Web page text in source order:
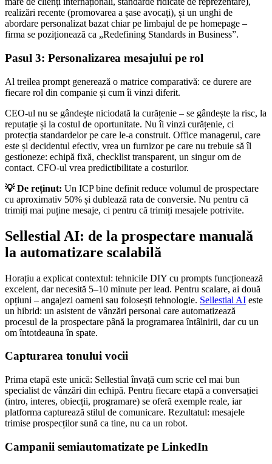
realizări recente (promovarea a șase avocați), și un unghi de
abordare personalizat bazat chiar pe limbajul de pe homepage –
firma se poziționează ca „Redefining Standards in Business”.
Pasul 3: Personalizarea mesajului pe rol
Al treilea prompt generează o matrice comparativă: ce durere are
fiecare rol din companie și cum îi vinzi diferit.
CEO-ul nu se gândește niciodată la curățenie – se gândește la risc, la
reputație și la costul de oportunitate. Nu îi vinzi curățenie, ci
protecția standardelor pe care le-a construit. Office managerul, care
este și decidentul efectiv, vrea un furnizor pe care nu trebuie să îl
gestioneze: echipă fixă, checklist transparent, un singur om de
contact. CFO-ul vrea predictibilitate a costurilor.
💡 De reținut: Un ICP bine definit reduce volumul de prospectare
cu aproximativ 50% și dublează rata de conversie. Nu pentru că
trimiți mai puține mesaje, ci pentru că trimiți mesajele potrivite.
Sellestial AI: de la prospectare manuală
la automatizare scalabilă
Horațiu a explicat contextul: tehnicile DIY cu prompts funcționează
excelent, dar necesită 5–10 minute per lead. Pentru scalare, ai două
opțiuni – angajezi oameni sau folosești tehnologie. Sellestial AI este
un hibrid: un asistent de vânzări personal care automatizează
procesul de la prospectare până la programarea întâlnirii, dar cu un
om întotdeauna în spate.
Capturarea tonului vocii
Prima etapă este unică: Sellestial învață cum scrie cel mai bun
specialist de vânzări din echipă. Pentru fiecare etapă a conversației
(intro, interes, obiecții, programare) se oferă exemple reale, iar
platforma capturează stilul de comunicare. Rezultatul: mesajele
trimise prospecților sună ca tine, nu ca un robot.
Campanii semiautomatizate pe LinkedIn